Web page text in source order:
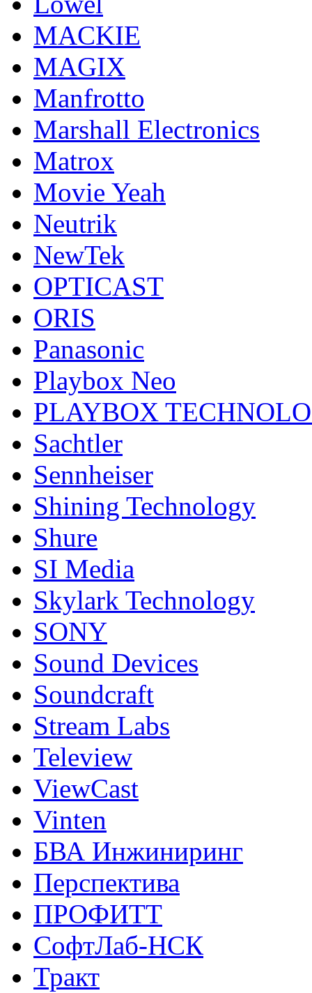
MACKIE
MAGIX
Manfrotto
Marshall Electronics
Matrox
Movie Yeah
Neutrik
NewTek
OPTICAST
ORIS
Panasonic
Playbox Neo
PLAYBOX
Sachtler
Sennheiser
Shining Technology
Shure
SI Media
Skylark Technology
SONY
Sound Devices
Soundcraft
Stream Labs
Teleview
ViewCast
Vinten
БВА Инжиниринг
Перспектива
ПРОФИТТ
СофтЛаб-НСК
Тракт